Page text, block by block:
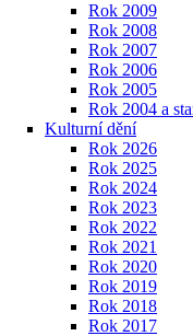
Rok 2009
Rok 2008
Rok 2007
Rok 2006
Rok 2005
Rok 2004 a
Kulturní dění
Rok 2026
Rok 2025
Rok 2024
Rok 2023
Rok 2022
Rok 2021
Rok 2020
Rok 2019
Rok 2018
Rok 2017